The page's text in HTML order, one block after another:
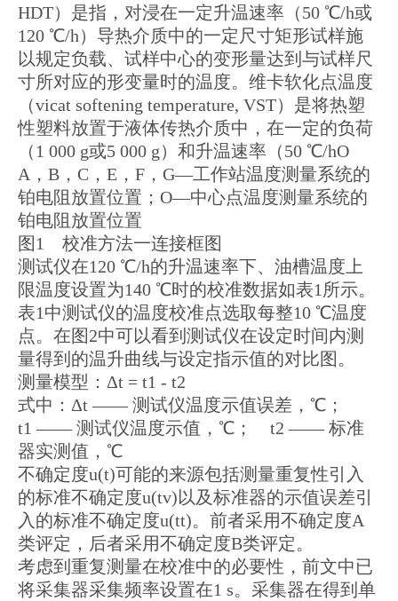
HDT）是指，对浸在一定升温速率（50 ℃/h或
120 ℃/h）导热介质中的一定尺寸矩形试样施
以规定负载、试样中心的变形量达到与试样尺
寸所对应的形变量时的温度。维卡软化点温度
（vicat softening temperature, VST）是将热塑
性塑料放置于液体传热介质中，在一定的负荷
（1 000 g或5 000 g）和升温速率（50 ℃/hO
A，B，C，E，F，G—工作站温度测量系统的
铂电阻放置位置；O—中心点温度测量系统的
铂电阻放置位置
图1 校准方法一连接框图
测试仪在120 ℃/h的升温速率下、油槽温度上
限温度设置为140 ℃时的校准数据如表1所示。
表1中测试仪的温度校准点选取每整10 ℃温度
点。在图2中可以看到测试仪在设定时间内测
量得到的温升曲线与设定指示值的对比图。
测量模型：Δt = t1 - t2
式中：Δt —— 测试仪温度示值误差，℃；
t1 —— 测试仪温度示值，℃； t2 —— 标准
器实测值，℃
不确定度u(t)可能的来源包括测量重复性引入
的标准不确定度u(tv)以及标准器的示值误差引
入的标准不确定度u(tt)。前者采用不确定度A
类评定，后者采用不确定度B类评定。
考虑到重复测量在校准中的必要性，前文中已
将采集器采集频率设置在1 s。采集器在得到单